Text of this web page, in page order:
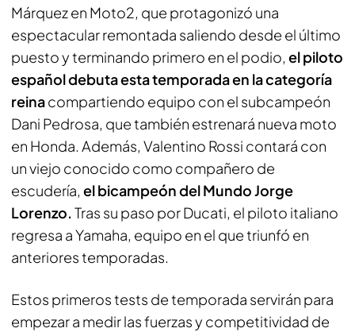
Márquez en Moto2, que protagonizó una
espectacular remontada saliendo desde el último
puesto y terminando primero en el podio, el piloto
español debuta esta temporada en la categoría
reinacompartiendo equipo con el subcampeón
Dani Pedrosa, que también estrenará nueva moto
en Honda. Además, Valentino Rossi contará con
un viejo conocido como compañero de
escudería, el bicampeón del Mundo Jorge
Lorenzo.Tras su paso por Ducati, el piloto italiano
regresa a Yamaha, equipo en el que triunfó en
anteriores temporadas.
Estos primerostests de temporada servirán para
empezar a medir las fuerzas y competitividad de